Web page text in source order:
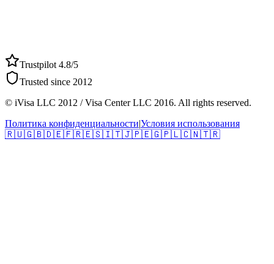
Trustpilot 4.8/5
Trusted since 2012
© iVisa LLC 2012 / Visa Center LLC 2016. All rights reserved.
Политика конфиденциальности|Условия использования
🇷🇺🇬🇧🇩🇪🇫🇷🇪🇸🇮🇹🇯🇵🇪🇬🇵🇱🇨🇳🇹🇷